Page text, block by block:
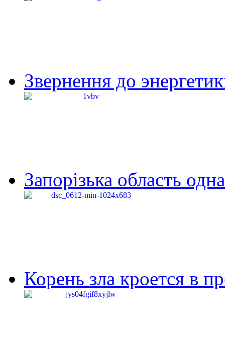
Звернення до
Запорізька область
Корень зла кроется в